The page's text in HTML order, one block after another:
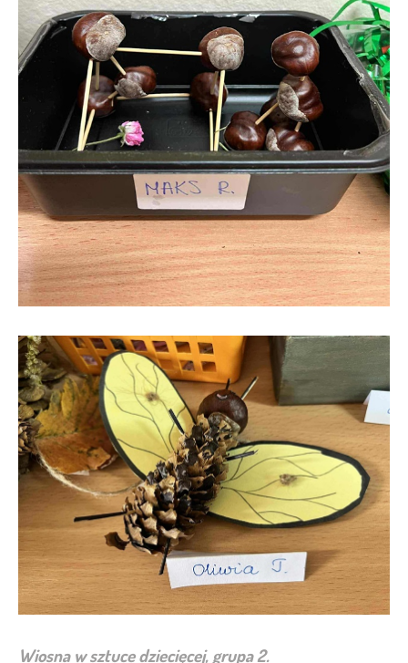
Wiosna w sztuce dziecięcej, grupa 2.